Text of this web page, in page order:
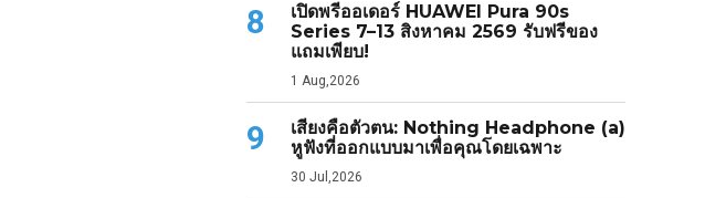
8
เปิดพรีออเดอร์ HUAWEI Pura 90s
Series 7–13 สิงหาคม 2569 รับฟรีของ
แถมเพียบ!
1 Aug,2026
9
เสียงคือตัวตน: Nothing Headphone (a)
หูฟังที่ออกแบบมาเพื่อคุณโดยเฉพาะ
30 Jul,2026